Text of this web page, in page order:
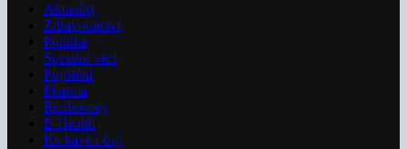
Aktuality
Zdravotnictví
Politika
Sociální věci
Pojištění
Pharma
Rozhovory
E-Health
Ke kávě i čaji